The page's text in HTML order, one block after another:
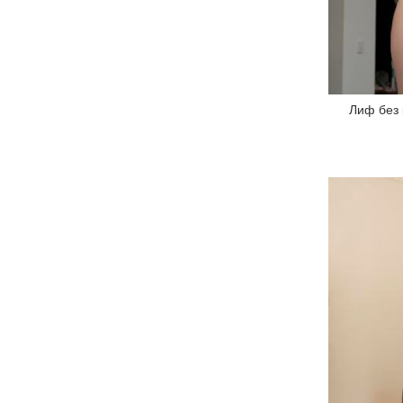
Лиф без